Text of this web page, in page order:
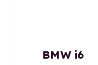
BMW i6